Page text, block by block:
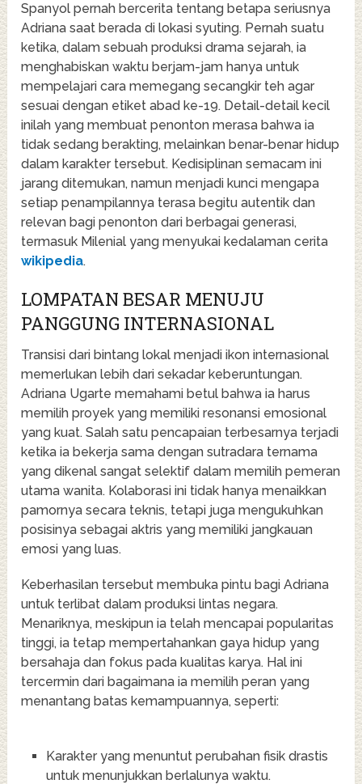
Spanyol pernah bercerita tentang betapa seriusnya
Adriana saat berada di lokasi syuting. Pernah suatu
ketika, dalam sebuah produksi drama sejarah, ia
menghabiskan waktu berjam-jam hanya untuk
mempelajari cara memegang secangkir teh agar
sesuai dengan etiket abad ke-19. Detail-detail kecil
inilah yang membuat penonton merasa bahwa ia
tidak sedang berakting, melainkan benar-benar hidup
dalam karakter tersebut. Kedisiplinan semacam ini
jarang ditemukan, namun menjadi kunci mengapa
setiap penampilannya terasa begitu autentik dan
relevan bagi penonton dari berbagai generasi,
termasuk Milenial yang menyukai kedalaman cerita
wikipedia.
LOMPATAN BESAR MENUJU
PANGGUNG INTERNASIONAL
Transisi dari bintang lokal menjadi ikon internasional
memerlukan lebih dari sekadar keberuntungan.
Adriana Ugarte memahami betul bahwa ia harus
memilih proyek yang memiliki resonansi emosional
yang kuat. Salah satu pencapaian terbesarnya terjadi
ketika ia bekerja sama dengan sutradara ternama
yang dikenal sangat selektif dalam memilih pemeran
utama wanita. Kolaborasi ini tidak hanya menaikkan
pamornya secara teknis, tetapi juga mengukuhkan
posisinya sebagai aktris yang memiliki jangkauan
emosi yang luas.
Keberhasilan tersebut membuka pintu bagi Adriana
untuk terlibat dalam produksi lintas negara.
Menariknya, meskipun ia telah mencapai popularitas
tinggi, ia tetap mempertahankan gaya hidup yang
bersahaja dan fokus pada kualitas karya. Hal ini
tercermin dari bagaimana ia memilih peran yang
menantang batas kemampuannya, seperti:
Karakter yang menuntut perubahan fisik drastis
untuk menunjukkan berlalunya waktu.